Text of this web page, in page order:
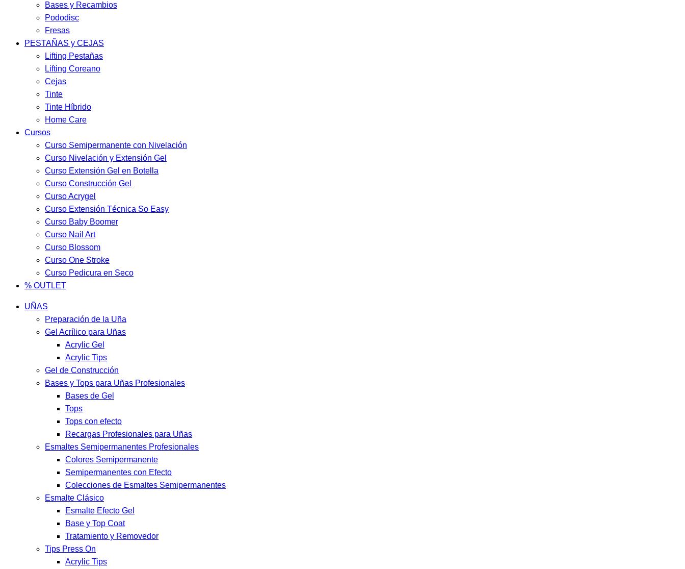
Bases y Recambios
Pododisc
Fresas
PESTAÑAS y CEJAS
Lifting Pestañas
Lifting Coreano
Cejas
Tinte
Tinte Híbrido
Home Care
Cursos
Curso Semipermanente con Nivelación
Curso Nivelación y Extensión Gel
Curso Extensión Gel en Botella
Curso Construcción Gel
Curso Acrygel
Curso Extensión Técnica So Easy
Curso Baby Boomer
Curso Nail Art
Curso Blossom
Curso One Stroke
Curso Pedicura en Seco
% OUTLET
UÑAS
Preparación de la Uña
Gel Acrílico para Uñas
Acrylic Gel
Acrylic Tips
Gel de Construcción
Bases y Tops para Uñas Profesionales
Bases de Gel
Tops
Tops con efecto
Recargas Profesionales para Uñas
Esmaltes Semipermanentes Profesionales
Colores Semipermanente
Semipermanentes con Efecto
Colecciones de Esmaltes Semipermanentes
Esmalte Clásico
Esmalte Efecto Gel
Base y Top Coat
Tratamiento y Removedor
Tips Press On
Acrylic Tips